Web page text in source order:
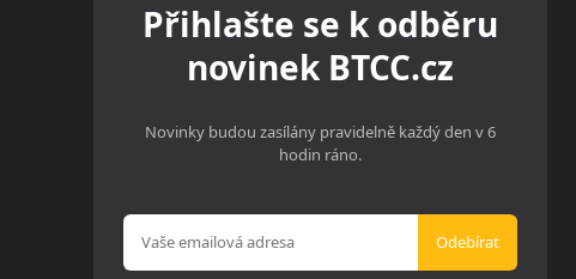
Přihlašte se k odběru
novinek BTCC.cz
Novinky budou zasílány pravidelně každý den v 6
hodin ráno.
Odebírat